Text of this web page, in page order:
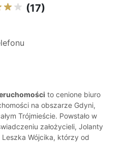
(17)
to cenione biuro
na obszarze Gdyni,
Trójmieście. Powstało w
założycieli, Jolanty
Wójcika, którzy od